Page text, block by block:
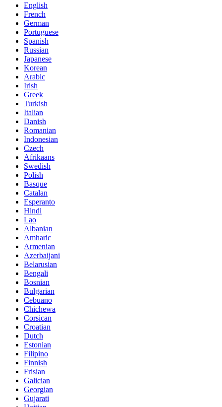
English
French
German
Portuguese
Spanish
Russian
Japanese
Korean
Arabic
Irish
Greek
Turkish
Italian
Danish
Romanian
Indonesian
Czech
Afrikaans
Swedish
Polish
Basque
Catalan
Esperanto
Hindi
Lao
Albanian
Amharic
Armenian
Azerbaijani
Belarusian
Bengali
Bosnian
Bulgarian
Cebuano
Chichewa
Corsican
Croatian
Dutch
Estonian
Filipino
Finnish
Frisian
Galician
Georgian
Gujarati